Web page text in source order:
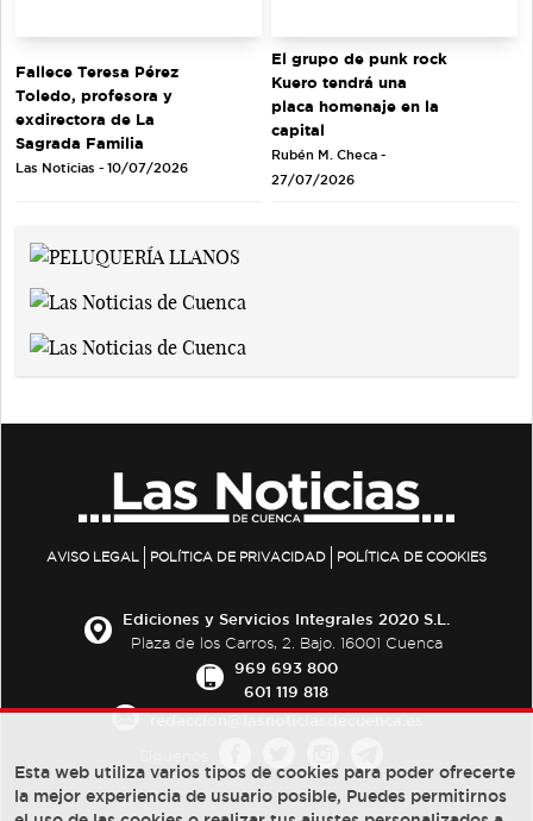
Fallece Teresa Pérez
Toledo, profesora y
exdirectora de La
Sagrada Familia
Las Noticias - 10/07/2026
El grupo de punk rock
Kuero tendrá una
placa homenaje en la
capital
Rubén M. Checa -
27/07/2026
AVISO LEGAL POLÍTICA DE PRIVACIDAD POLÍTICA DE COOKIES
Ediciones y Servicios Integrales 2020 S.L.
Plaza de los Carros, 2. Bajo. 16001 Cuenca
969 693 800
601 119 818
Esta web utiliza varios tipos de cookies para poder ofrecerte
la mejor experiencia de usuario posible, Puedes permitirnos